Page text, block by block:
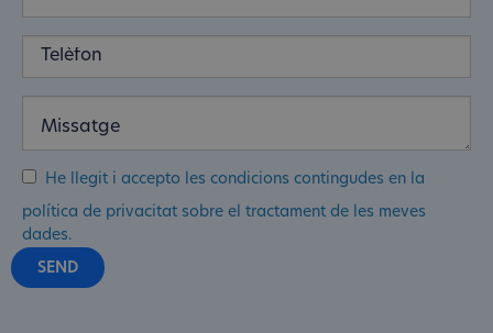
He llegit i accepto les condicions contingudes en la
política de privacitat sobre el tractament de les meves
dades.